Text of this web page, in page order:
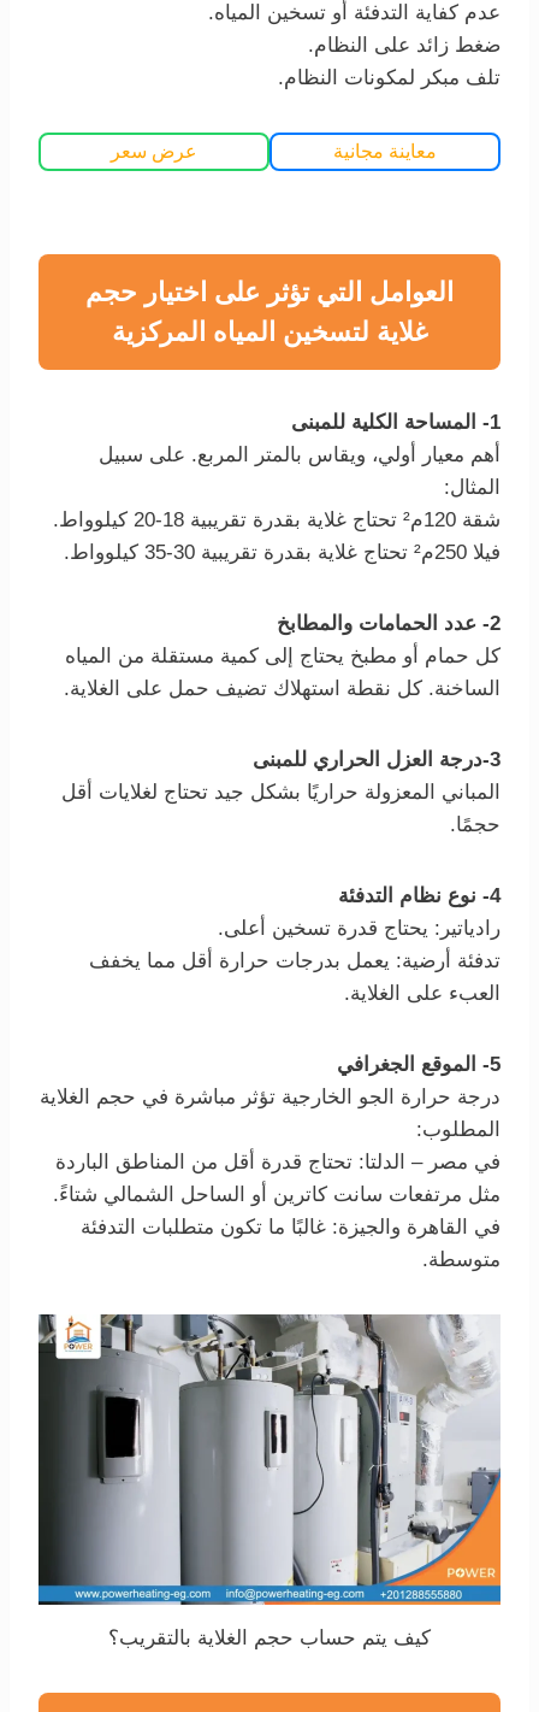
عدم كفاية التدفئة أو تسخين المياه.
ضغط زائد على النظام.
تلف مبكر لمكونات النظام.
معاينة مجانية عرض سعر
العوامل التي تؤثر على اختيار حجم
غلاية لتسخين المياه المركزية
1- المساحة الكلية للمبنى
أهم معيار أولي، ويقاس بالمتر المربع. على سبيل
المثال:
شقة 120م² تحتاج غلاية بقدرة تقريبية 18-20 كيلوواط.
فيلا 250م² تحتاج غلاية بقدرة تقريبية 30-35 كيلوواط.
2- عدد الحمامات والمطابخ
كل حمام أو مطبخ يحتاج إلى كمية مستقلة من المياه
الساخنة. كل نقطة استهلاك تضيف حمل على الغلاية.
3-درجة العزل الحراري للمبنى
المباني المعزولة حراريًا بشكل جيد تحتاج لغلايات أقل
حجمًا.
4- نوع نظام التدفئة
رادياتير: يحتاج قدرة تسخين أعلى.
تدفئة أرضية: يعمل بدرجات حرارة أقل مما يخفف
العبء على الغلاية.
5- الموقع الجغرافي
درجة حرارة الجو الخارجية تؤثر مباشرة في حجم الغلاية
المطلوب:
في مصر – الدلتا: تحتاج قدرة أقل من المناطق الباردة
مثل مرتفعات سانت كاترين أو الساحل الشمالي شتاءً.
في القاهرة والجيزة: غالبًا ما تكون متطلبات التدفئة
متوسطة.
كيف يتم حساب حجم الغلاية بالتقريب؟